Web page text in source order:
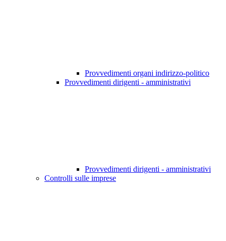
Provvedimenti organi indirizzo-politico
Provvedimenti dirigenti - amministrativi
Provvedimenti dirigenti - amministrativi
Controlli sulle imprese